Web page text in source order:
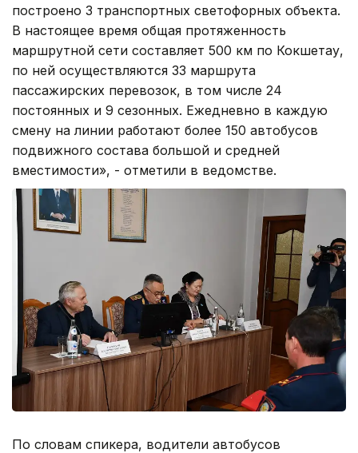
построено 3 транспортных светофорных объекта.
В настоящее время общая протяженность
маршрутной сети составляет 500 км по Кокшетау,
по ней осуществляются 33 маршрута
пассажирских перевозок, в том числе 24
постоянных и 9 сезонных. Ежедневно в каждую
смену на линии работают более 150 автобусов
подвижного состава большой и средней
вместимости», - отметили в ведомстве.
По словам спикера, водители автобусов